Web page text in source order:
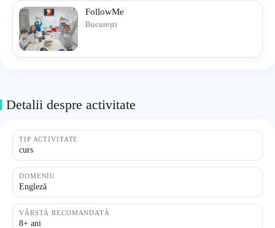
FollowMe
București
Detalii despre activitate
TIP ACTIVITATE
curs
DOMENIU
Engleză
VÂRSTĂ RECOMANDATĂ
8+ ani